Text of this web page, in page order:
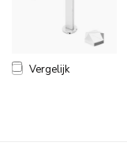
Vergelijk